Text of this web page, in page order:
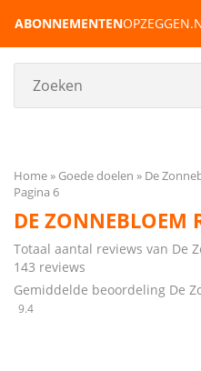
ABONNEMENTEN
Home Goede doelen De
Pagina 6
DE ZONNEBLOEM
Totaal aantal reviews van De
143 reviews
Gemiddelde beoordeling De
9.4